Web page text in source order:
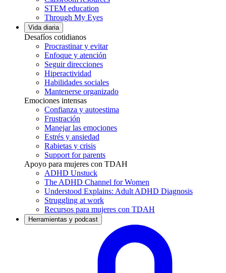
STEM education
Through My Eyes
Vida diaria
Desafíos cotidianos
Procrastinar y evitar
Enfoque y atención
Seguir direcciones
Hiperactividad
Habilidades sociales
Mantenerse organizado
Emociones intensas
Confianza y autoestima
Frustración
Manejar las emociones
Estrés y ansiedad
Rabietas y crisis
Support for parents
Apoyo para mujeres con TDAH
ADHD Unstuck
The ADHD Channel for Women
Understood Explains: Adult ADHD Diagnosis
Struggling at work
Recursos para mujeres con TDAH
Herramientas y podcast